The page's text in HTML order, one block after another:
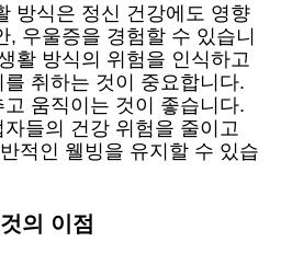
방식은 정신 건강에도 영향
, 우울증을 경험할 수 있습니
활 방식의 위험을 인식하고
취하는 것이 중요합니다.
움직이는 것이 좋습니다.
들의 건강 위험을 줄이고
적인 웰빙을 유지할 수 있습
의 이점